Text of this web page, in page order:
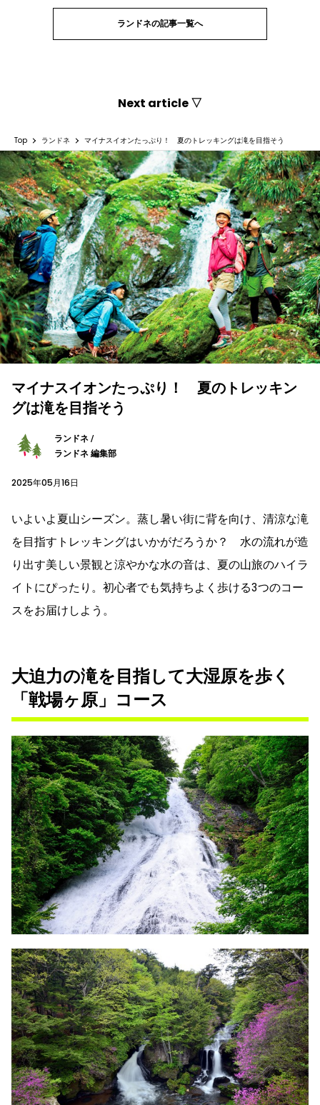
ランドネの記事一覧へ
Next article ▽
Top ランドネ マイナスイオンたっぷり！ 夏のトレッキングは滝を目指そう
マイナスイオンたっぷり！ 夏のトレッキン
グは滝を目指そう
ランドネ /
ランドネ 編集部
2025年05月16日
いよいよ夏山シーズン。蒸し暑い街に背を向け、清涼な滝
を目指すトレッキングはいかがだろうか？ 水の流れが造
り出す美しい景観と涼やかな水の音は、夏の山旅のハイラ
イトにぴったり。初心者でも気持ちよく歩ける3つのコー
スをお届けしよう。
大迫力の滝を目指して大湿原を歩く
「戦場ヶ原」コース